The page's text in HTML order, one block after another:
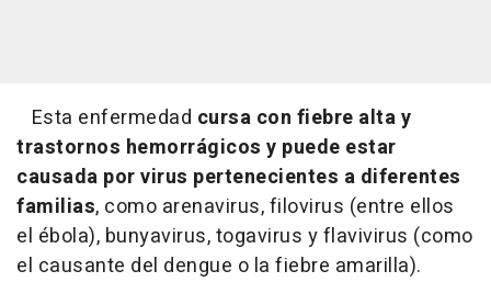
Esta enfermedad cursa con fiebre alta y
trastornos hemorrágicos y puede estar
causada por virus pertenecientes a diferentes
familias, como arenavirus, filovirus (entre ellos
el ébola), bunyavirus, togavirus y flavivirus (como
el causante del dengue o la fiebre amarilla).